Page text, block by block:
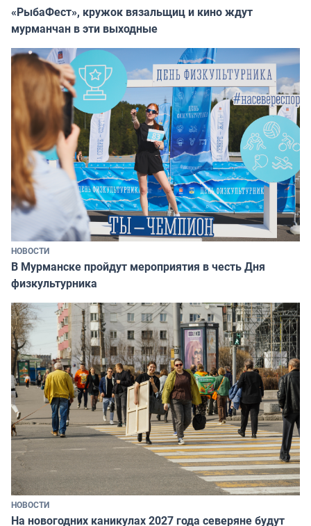
«РыбаФест», кружок вязальщиц и кино ждут
мурманчан в эти выходные
НОВОСТИ
В Мурманске пройдут мероприятия в честь Дня
физкультурника
НОВОСТИ
На новогодних каникулах 2027 года северяне будут